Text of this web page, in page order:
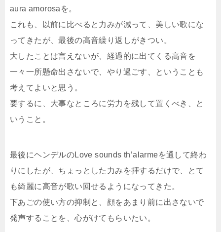
aura amorosaを。
これも、以前に比べると力みが減って、美しい歌にな
ってきたが、最後の高音繰り返しがきつい。
大したことは言えないが、経過的に出てくる高音を
一々一所懸命出さないで、やり過ごす、ということも
考えてよいと思う。
要するに、大事なところに労力を残して置くべき、と
いうこと。
最後にヘンデルのLove sounds th’alarmeを通して終わ
りにしたが、ちょっとした力みを拝するだけで、とて
も綺麗に高音が歌い回せるようになってきた。
下あごの使い方の抑制と、顔をあまり前に出さないで
発声することを、心がけてもらいたい。